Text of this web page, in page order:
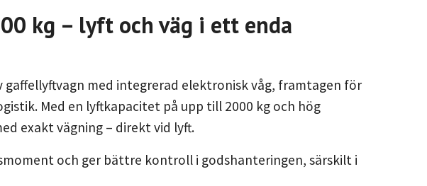
kg – lyft och väg i ett enda
gaffellyftvagn med integrerad elektronisk våg, framtagen för
Med en lyftkapacitet på upp till 2000 kg och hög
exakt vägning – direkt vid lyft.
och ger bättre kontroll i godshanteringen, särskilt i